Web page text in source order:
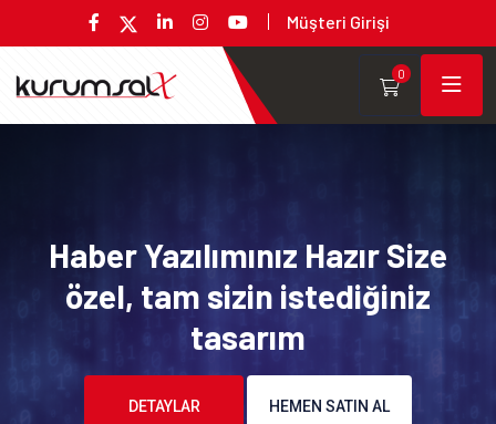
Müşteri Girişi
0
Haber Yazılımınız Hazır Size
özel, tam sizin istediğiniz
tasarım
DETAYLAR HEMEN SATIN AL